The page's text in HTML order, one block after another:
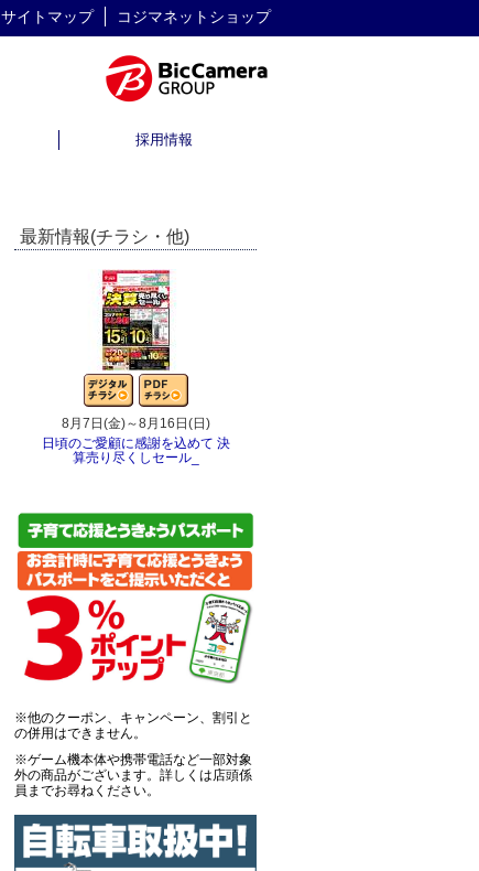
サイトマップ コジマネットショップ
採用情報
最新情報(チラシ・他)
8月7日(金)～8月16日(日)
日頃のご愛顧に感謝を込めて 決
算売り尽くしセール_
※他のクーポン、キャンペーン、割引と
の併用はできません。
※ゲーム機本体や携帯電話など一部対象
外の商品がございます。詳しくは店頭係
員までお尋ねください。